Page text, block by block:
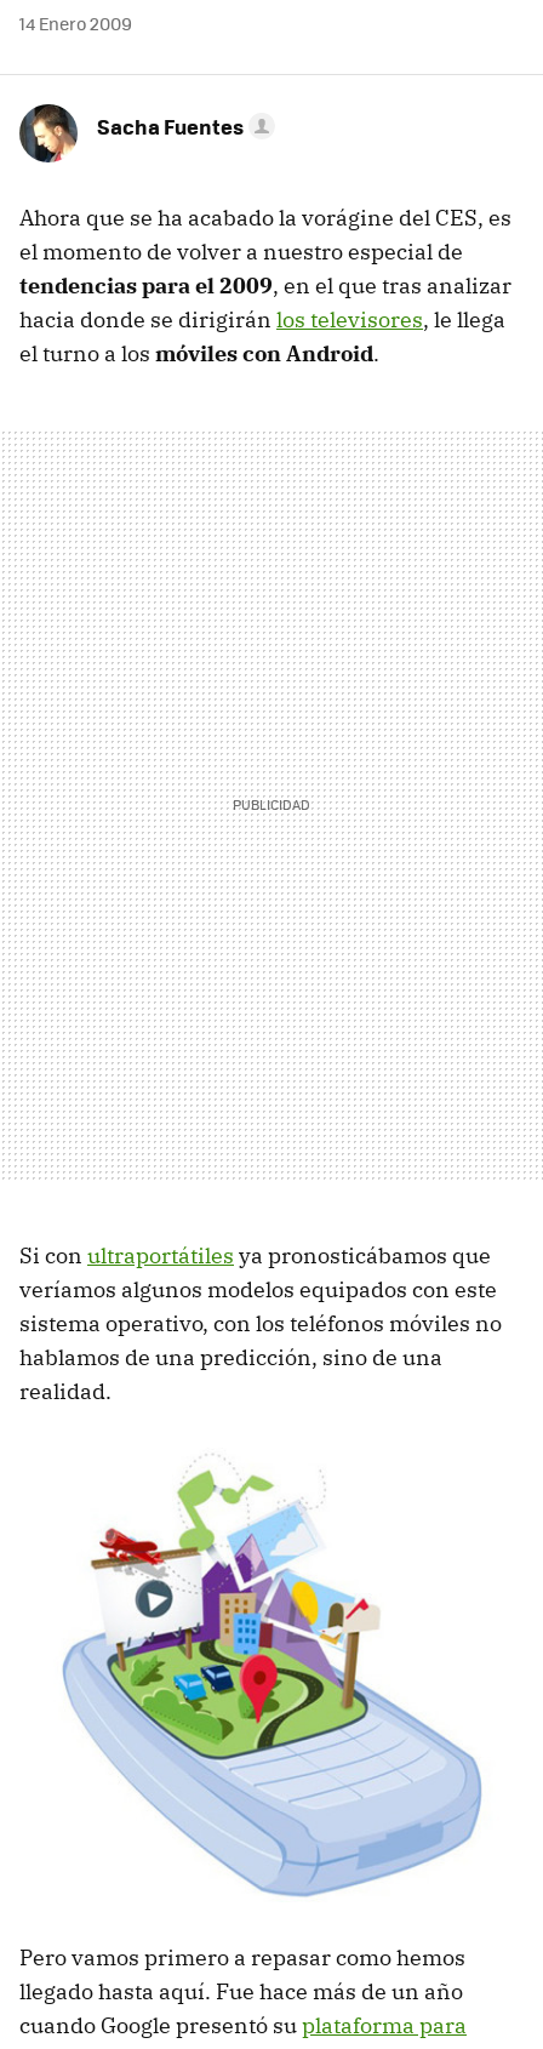
14 Enero 2009
Sacha Fuentes
Ahora que se ha acabado la vorágine del CES, es
el momento de volver a nuestro especial de
tendencias para el 2009, en el que tras analizar
hacia donde se dirigirán los televisores, le llega
el turno a los móviles con Android.
Si con ultraportátiles ya pronosticábamos que
veríamos algunos modelos equipados con este
sistema operativo, con los teléfonos móviles no
hablamos de una predicción, sino de una
realidad.
Pero vamos primero a repasar como hemos
llegado hasta aquí. Fue hace más de un año
cuando Google presentó suplataforma para